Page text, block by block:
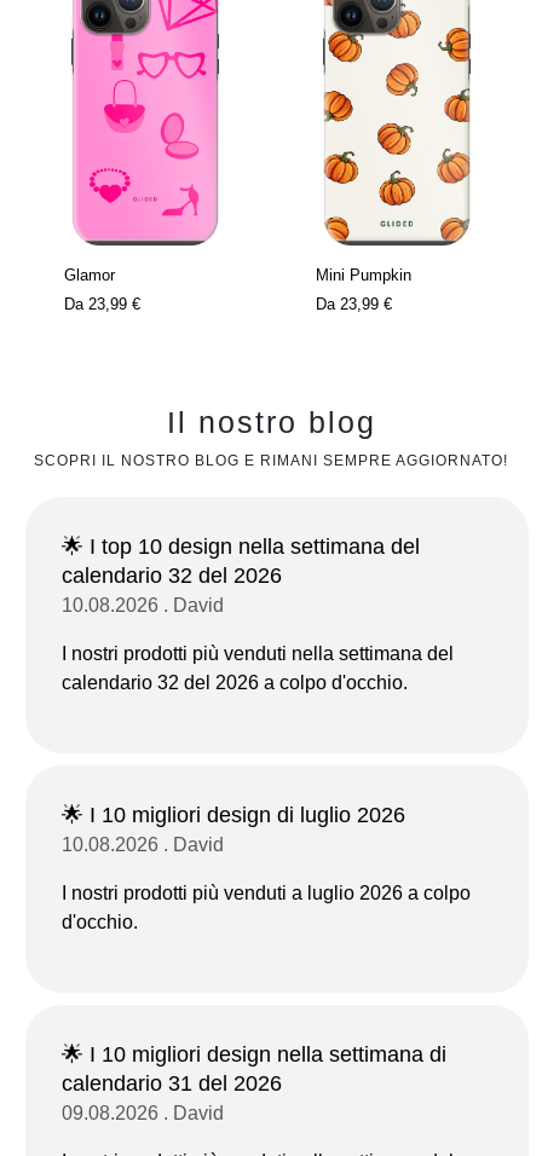
Glamor
Da 23,99 €
Mini Pumpkin
Da 23,99 €
Il nostro blog
SCOPRI IL NOSTRO BLOG E RIMANI SEMPRE AGGIORNATO!
🌟 I top 10 design nella settimana del
calendario 32 del 2026
10.08.2026 . David
I nostri prodotti più venduti nella settimana del
calendario 32 del 2026 a colpo d'occhio.
🌟 I 10 migliori design di luglio 2026
10.08.2026 . David
I nostri prodotti più venduti a luglio 2026 a colpo
d'occhio.
🌟 I 10 migliori design nella settimana di
calendario 31 del 2026
09.08.2026 . David